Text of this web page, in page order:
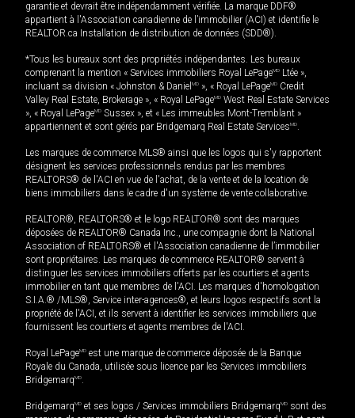
garantie et devrait être indépendamment vérifiée. La marque DDF®
appartient à l'Association canadienne de l’immobilier (ACI) et identifie le
REALTOR.ca Installation de distribution de données (SDD®).
*Tous les bureaux sont des propriétés indépendantes. Les bureaux
comprenant la mention « Services immobiliers Royal LePageMD Ltée »,
incluant sa division « Johnston & Daniel MD », « Royal LePageMD Credit
Valley Real Estate, Brokerage », « Royal LePageMD West Real Estate Services
», « Royal LePageMD Sussex », et « Les immeubles Mont-Tremblant »
appartiennent et sont gérés par Bridgemarq Real Estate ServicesMD.
Les marques de commerce MLS® ainsi que les logos qui s'y rapportent
désignent les services professionnels rendus par les membres
REALTORS® de l'ACI en vue de l'achat, de la vente et de la location de
biens immobiliers dans le cadre d'un système de vente collaborative.
REALTOR®, REALTORS® et le logo REALTOR® sont des marques
déposées de REALTOR® Canada Inc., une compagnie dont la National
Association of REALTORS® et l'Association canadienne de l’immobilier
sont propriétaires. Les marques de commerce REALTOR® servent à
distinguer les services immobiliers offerts par les courtiers et agents
immobilier en tant que membres de l'ACI. Les marques d'homologation
S.I.A.® /MLS®, Service inter-agences®, et leurs logos respectifs sont la
propriété de l'ACI, et ils servent à identifier les services immobiliers que
fournissent les courtiers et agents membres de l'ACI.
Royal LePageMD est une marque de commerce déposée de la Banque
Royale du Canada, utilisée sous licence par les Services immobiliers
BridgemarqMD.
BridgemarqMD et ses logos / Services immobiliers BridgemarqMD sont des